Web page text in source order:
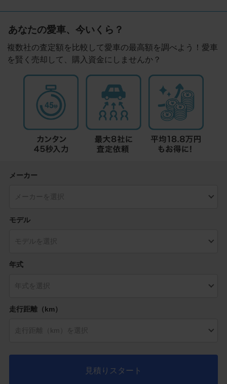
あなたの愛車、今いくら？
複数社の査定額を比較して愛車の最高額を調べよう！愛車
を賢く売却して、購入資金にしませんか？
メーカー
モデル
年式
走行距離（km）
見積りスタート